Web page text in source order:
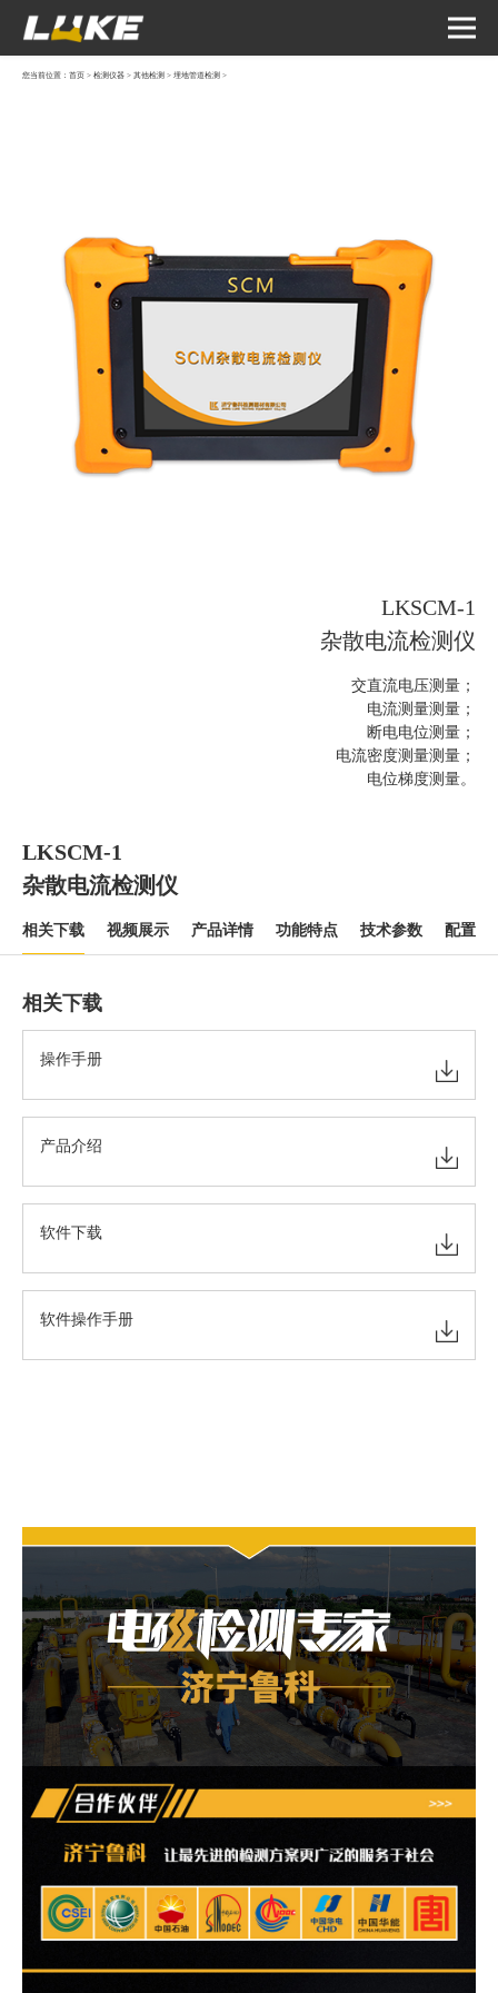
您当前位置： 首页 > 检测仪器 > 其他检测 > 埋地管道检测 >
LKSCM-1
杂散电流检测仪
交直流电压测量；
电流测量测量；
断电电位测量；
电流密度测量测量；
电位梯度测量。
LKSCM-1
杂散电流检测仪
相关下载 视频展示 产品详情 功能特点 技术参数 配置清
相关下载
操作手册
产品介绍
软件下载
软件操作手册